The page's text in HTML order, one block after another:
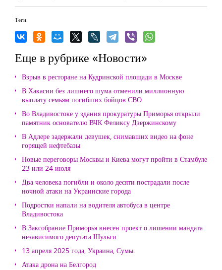
Теги:
Еще в рубрике «Новости»
Взрыв в ресторане на Кудринской площади в Москве
В Хакасии без лишнего шума отменили миллионную
выплату семьям погибших бойцов СВО
Во Владивостоке у здания прокуратуры Приморья открыли
памятник основателю ВЧК Феликсу Дзержинскому
В Адлере задержали девушек, снимавших видео на фоне
горящей нефтебазы
Новые переговоры Москвы и Киева могут пройти в Стамбуле
23 или 24 июля
Два человека погибли и около десяти пострадали после
ночной атаки на Украинские города
Подростки напали на водителя автобуса в центре
Владивостока
В Заксобрание Приморья внесен проект о лишении мандата
независимого депутата Шульги
13 апреля 2025 года, Украина, Сумы.
Атака дрона на Белгород